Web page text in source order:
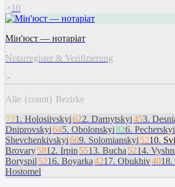
10
Мін'юст — нотаріат
Notarregister & Verifizierung
Alle {count} Bezirke
721 . Holosiivskyi622. Darnytskyi453.
Dniprovskyi645. Obolonskyi826. Pecherskyi
Shevchenkivskyi609. Solomianskyi 5210.
Brovary5812. Irpin 5513. Bucha 5214.
Boryspil 5216. Boyarka4217. Obukhiv4018.
Hostomel